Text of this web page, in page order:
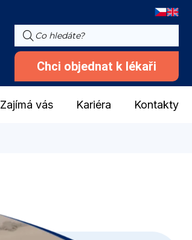
Chci objednat k lékaři
Zajímá vás Kariéra Kontakty